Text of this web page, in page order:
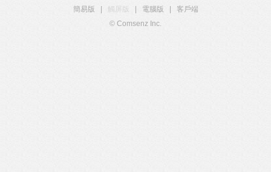
簡易版
觸屏版 電腦版
客戶端
© Comsenz Inc.